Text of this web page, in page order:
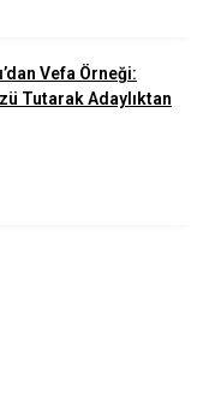
Vefa Örneği:
Tutarak Adaylıktan